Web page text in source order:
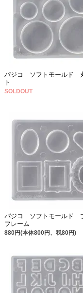
パジコ ソフトモールド
ト
SOLDOUT
パジコ ソフトモールド
フレーム
880円(本体800円、税80円)